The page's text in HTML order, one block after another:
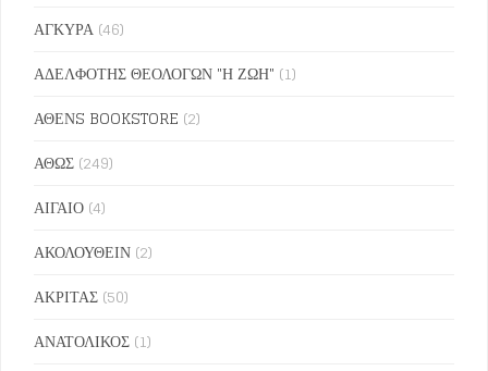
ΑΓΚΥΡΑ (46)
ΑΔΕΛΦΟΤΗΣ ΘΕΟΛΟΓΩΝ "Η ΖΩΗ" (1)
ΑΘΕΝS BOOKSTORE (2)
ΑΘΩΣ (249)
ΑΙΓΑΙΟ (4)
ΑΚΟΛΟΥΘΕΙΝ (2)
ΑΚΡΙΤΑΣ (50)
ΑΝΑΤΟΛΙΚΟΣ (1)